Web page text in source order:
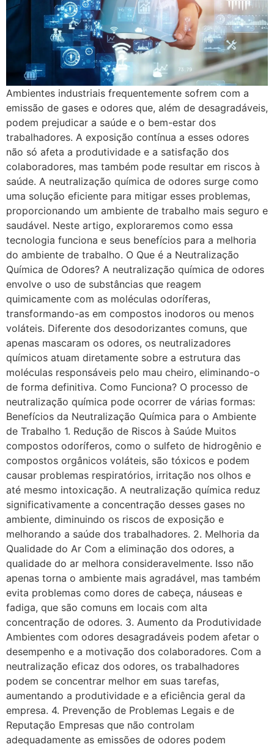
Ambientes industriais frequentemente sofrem com a
emissão de gases e odores que, além de desagradáveis,
podem prejudicar a saúde e o bem-estar dos
trabalhadores. A exposição contínua a esses odores
não só afeta a produtividade e a satisfação dos
colaboradores, mas também pode resultar em riscos à
saúde. A neutralização química de odores surge como
uma solução eficiente para mitigar esses problemas,
proporcionando um ambiente de trabalho mais seguro e
saudável. Neste artigo, exploraremos como essa
tecnologia funciona e seus benefícios para a melhoria
do ambiente de trabalho. O Que é a Neutralização
Química de Odores? A neutralização química de odores
envolve o uso de substâncias que reagem
quimicamente com as moléculas odoríferas,
transformando-as em compostos inodoros ou menos
voláteis. Diferente dos desodorizantes comuns, que
apenas mascaram os odores, os neutralizadores
químicos atuam diretamente sobre a estrutura das
moléculas responsáveis pelo mau cheiro, eliminando-o
de forma definitiva. Como Funciona? O processo de
neutralização química pode ocorrer de várias formas:
Benefícios da Neutralização Química para o Ambiente
de Trabalho 1. Redução de Riscos à Saúde Muitos
compostos odoríferos, como o sulfeto de hidrogênio e
compostos orgânicos voláteis, são tóxicos e podem
causar problemas respiratórios, irritação nos olhos e
até mesmo intoxicação. A neutralização química reduz
significativamente a concentração desses gases no
ambiente, diminuindo os riscos de exposição e
melhorando a saúde dos trabalhadores. 2. Melhoria da
Qualidade do Ar Com a eliminação dos odores, a
qualidade do ar melhora consideravelmente. Isso não
apenas torna o ambiente mais agradável, mas também
evita problemas como dores de cabeça, náuseas e
fadiga, que são comuns em locais com alta
concentração de odores. 3. Aumento da Produtividade
Ambientes com odores desagradáveis podem afetar o
desempenho e a motivação dos colaboradores. Com a
neutralização eficaz dos odores, os trabalhadores
podem se concentrar melhor em suas tarefas,
aumentando a produtividade e a eficiência geral da
empresa. 4. Prevenção de Problemas Legais e de
Reputação Empresas que não controlam
adequadamente as emissões de odores podem